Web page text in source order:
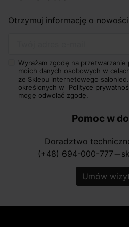
Otrzymuj informację o
Wyrażam zgodę na przetwarzanie
moich danych osobowych w
ze Sklepu internetowego
określonych w Polityce
mogę odwołać zgodę.
Pomoc w
Doradztwo
(+48) 694-000-777 horizontal_rule
Umów